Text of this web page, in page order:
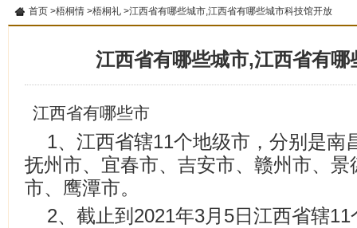
首页 >梧桐情 >梧桐礼 >江西省有哪些城市,江西省有哪些城市科技馆开放
江西省有哪些城市,江西省有哪
江西省有哪些市
1、江西省辖11个地级市，分别是南
抚州市、宜春市、吉安市、赣州市、
市、鹰潭市。
2、截止到2021年3月5日江西省辖